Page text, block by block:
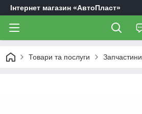
Інтернет магазин «АвтоПласт»
Товари та послуги Запчастини